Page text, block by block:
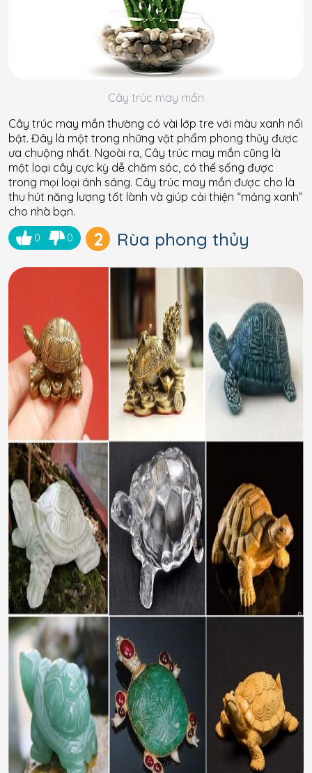
Cây trúc may mắn
Cây trúc may mắn thường có vài lớp tre với màu xanh nổi
bật. Đây là một trong những vật phẩm phong thủy được
ưa chuộng nhất. Ngoài ra, Cây trúc may mắn cũng là
một loại cây cực kỳ dễ chăm sóc, có thể sống được
trong mọi loại ánh sáng. Cây trúc may mắn được cho là
thu hút năng lượng tốt lành và giúp cải thiện “mảng xanh”
cho nhà bạn.
0 0 2 Rùa phong thủy